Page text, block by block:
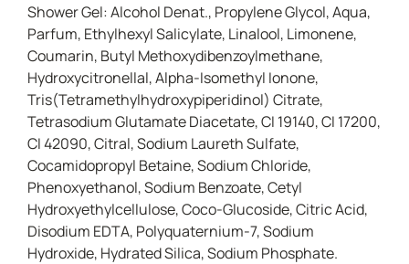
Shower Gel: Alcohol Denat., Propylene Glycol, Aqua,
Parfum, Ethylhexyl Salicylate, Linalool, Limonene,
Coumarin, Butyl Methoxydibenzoylmethane,
Hydroxycitronellal, Alpha-Isomethyl Ionone,
Tris(Tetramethylhydroxypiperidinol) Citrate,
Tetrasodium Glutamate Diacetate, CI 19140, CI 17200,
CI 42090, Citral, Sodium Laureth Sulfate,
Cocamidopropyl Betaine, Sodium Chloride,
Phenoxyethanol, Sodium Benzoate, Cetyl
Hydroxyethylcellulose, Coco-Glucoside, Citric Acid,
Disodium EDTA, Polyquaternium-7, Sodium
Hydroxide, Hydrated Silica, Sodium Phosphate.